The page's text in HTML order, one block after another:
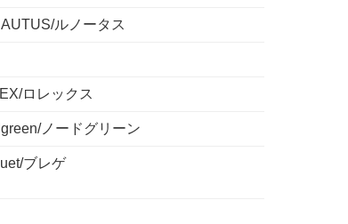
ルノータス
ロレックス
ノードグリーン
ブレゲ